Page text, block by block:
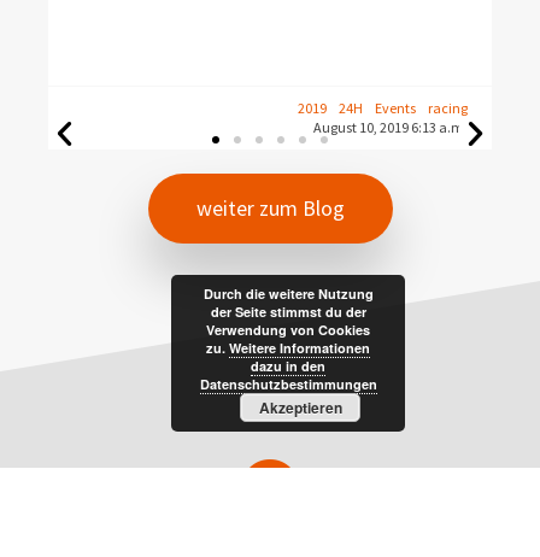
2019 24H Events
racing
August 10, 2019 6:13 a.m.
weiter zum Blog
Durch die weitere Nutzung
der Seite stimmst du der
Verwendung von Cookies
zu. Weitere Informationen
dazu in den
Datenschutzbestimmungen
Akzeptieren